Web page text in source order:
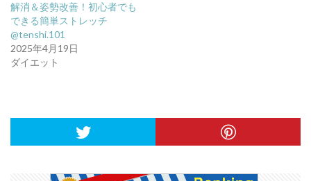
解消＆姿勢改善！初心者でも
できる簡単ストレッチ
@tenshi.101
2025年4月19日
ダイエット